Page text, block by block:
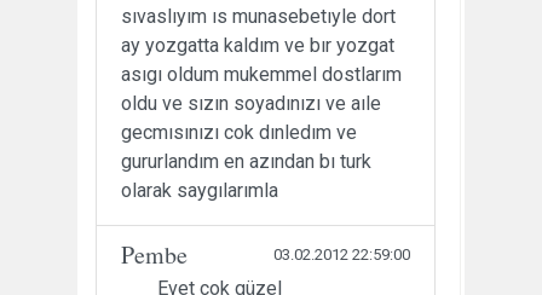
sıvaslıyım ıs munasebetıyle dort
ay yozgatta kaldım ve bır yozgat
asıgı oldum mukemmel dostlarım
oldu ve sızın soyadınızı ve aıle
gecmısınızı cok dınledım ve
gururlandım en azından bı turk
olarak saygılarımla
Pembe 03.02.2012 22:59:00
Evet çok güzel